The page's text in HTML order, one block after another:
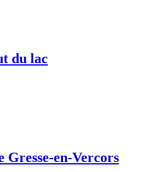
du lac
Gresse-en-Vercors